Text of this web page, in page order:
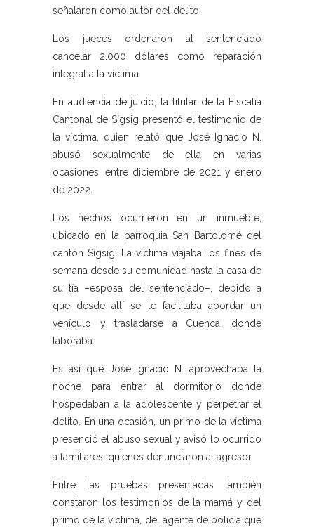
señalaron como autor del delito.
Los jueces ordenaron al sentenciado
cancelar 2.000 dólares como reparación
integral a la víctima.
En audiencia de juicio, la titular de la Fiscalía
Cantonal de Sígsig presentó el testimonio de
la víctima, quien relató que José Ignacio N.
abusó sexualmente de ella en varias
ocasiones, entre diciembre de 2021 y enero
de 2022.
Los hechos ocurrieron en un inmueble,
ubicado en la parroquia San Bartolomé del
cantón Sígsig. La víctima viajaba los fines de
semana desde su comunidad hasta la casa de
su tía –esposa del sentenciado–, debido a
que desde allí se le facilitaba abordar un
vehículo y trasladarse a Cuenca, donde
laboraba.
Es así que José Ignacio N. aprovechaba la
noche para entrar al dormitorio donde
hospedaban a la adolescente y perpetrar el
delito. En una ocasión, un primo de la víctima
presenció el abuso sexual y avisó lo ocurrido
a familiares, quienes denunciaron al agresor.
Entre las pruebas presentadas también
constaron los testimonios de la mamá y del
primo de la víctima, del agente de policía que